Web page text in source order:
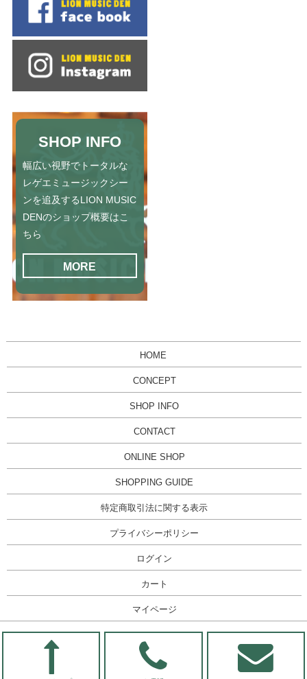
SHOP INFO
幅広い視野でトータルな
レゲエミュージックシー
ンを追及するLION MUSIC
DENのショップ概要はこ
ちら
MORE
HOME
CONCEPT
SHOP INFO
CONTACT
ONLINE SHOP
SHOPPING GUIDE
特定商取引法に関する表示
プライバシーポリシー
ログイン
カート
マイページ